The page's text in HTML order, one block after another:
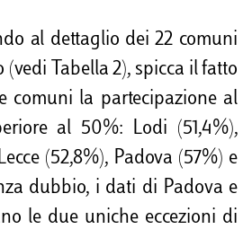
dettaglio dei 22 comuni
Tabella 2), spicca il fatto
comuni la partecipazione al
al 50%: Lodi (51,4%),
(52,8%), Padova (57%) e
dubbio, i dati di Padova e
le due uniche eccezioni di